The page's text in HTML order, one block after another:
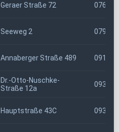
Geraer Straße 72 07646
Seeweg 2 07955
Annaberger Straße 489 09125
Dr.-Otto-Nuschke-
Straße 12a
09376
Hauptstraße 43C 09380